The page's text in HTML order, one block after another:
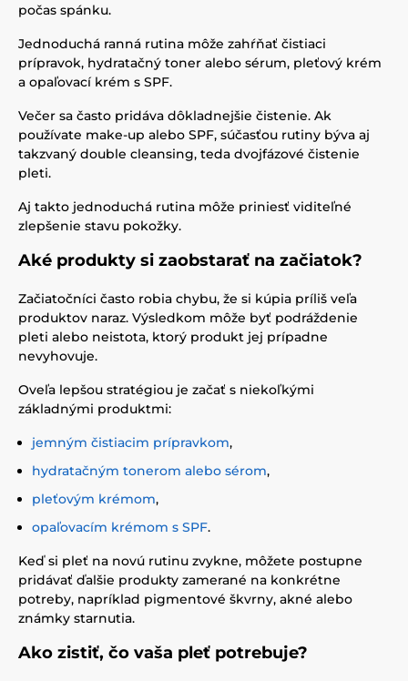
počas spánku.
Jednoduchá ranná rutina môže zahŕňať čistiaci
prípravok, hydratačný toner alebo sérum, pleťový krém
a opaľovací krém s SPF.
Večer sa často pridáva dôkladnejšie čistenie. Ak
používate make-up alebo SPF, súčasťou rutiny býva aj
takzvaný double cleansing, teda dvojfázové čistenie
pleti.
Aj takto jednoduchá rutina môže priniesť viditeľné
zlepšenie stavu pokožky.
Aké produkty si zaobstarať na začiatok?
Začiatočníci často robia chybu, že si kúpia príliš veľa
produktov naraz. Výsledkom môže byť podráždenie
pleti alebo neistota, ktorý produkt jej prípadne
nevyhovuje.
Oveľa lepšou stratégiou je začať s niekoľkými
základnými produktmi:
jemným čistiacim prípravkom,
hydratačným tonerom alebo sérom,
pleťovým krémom,
opaľovacím krémom s SPF.
Keď si pleť na novú rutinu zvykne, môžete postupne
pridávať ďalšie produkty zamerané na konkrétne
potreby, napríklad pigmentové škvrny, akné alebo
známky starnutia.
Ako zistiť, čo vaša pleť potrebuje?